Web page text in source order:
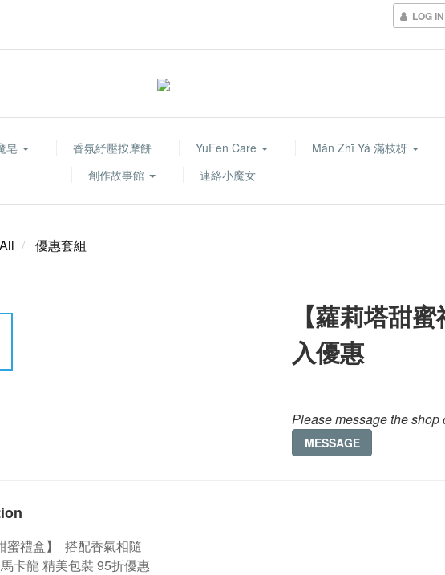
LOG IN
皂 香氛紓壓按摩餅 YuFen Care Mǎn Zhī Yá 滿枝枒
創作故事館
連絡小魔女
優惠套組
【蘿莉塔甜
入優惠
Please message the shop
MESSAGE
蜜禮盒】 搭配香氣相隨
卡龍 精美包裝 95折優惠